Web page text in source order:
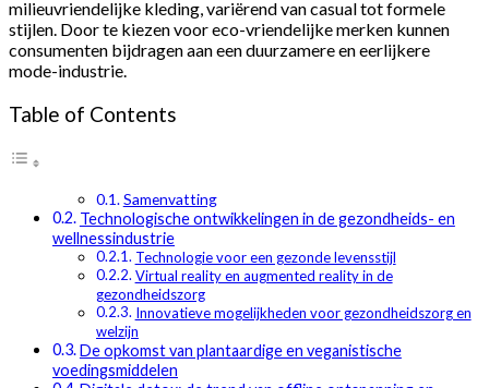
milieuvriendelijke kleding, variërend van casual tot formele
stijlen. Door te kiezen voor eco-vriendelijke merken kunnen
consumenten bijdragen aan een duurzamere en eerlijkere
mode-industrie.
Table of Contents
Samenvatting
Technologische ontwikkelingen in de gezondheids- en
wellnessindustrie
Technologie voor een gezonde levensstijl
Virtual reality en augmented reality in de
gezondheidszorg
Innovatieve mogelijkheden voor gezondheidszorg en
welzijn
De opkomst van plantaardige en veganistische
voedingsmiddelen